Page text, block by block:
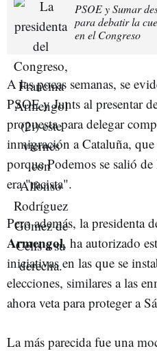
PSOE y Sumar
para debatir la
en el Congreso
A las pocas semanas, se
PSOE y Junts al presentar
propuesta para delegar
inmigración a Cataluña,
porque Podemos se salió
era "racista".
Pero además, la presidenta
Armengol, ha autorizado
iniciativas en las que se
elecciones, similares a las
ahora veta para proteger a
La más parecida fue una